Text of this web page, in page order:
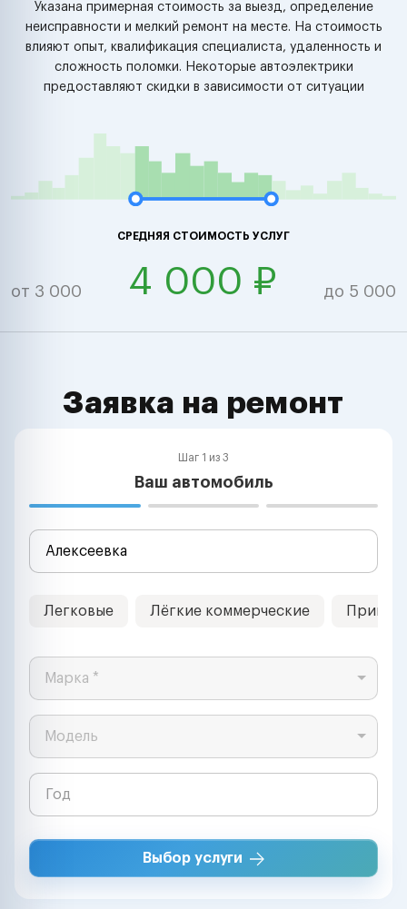
Указана примерная стоимость за выезд, определение
неисправности и мелкий ремонт на месте. На стоимость
влияют опыт, квалификация специалиста, удаленность и
сложность поломки. Некоторые автоэлектрики
предоставляют скидки в зависимости от ситуации
СРЕДНЯЯ СТОИМОСТЬ УСЛУГ
от 3 000 4 000 ₽ до 5 000
Заявка на ремонт
Шаг 1 из 3
Ваш автомобиль
Легковые Лёгкие коммерческие
Марка *
Модель
Выбор услуги